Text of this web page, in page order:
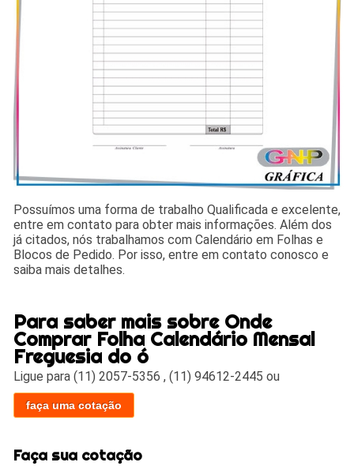
Possuímos uma forma de trabalho Qualificada e excelente,
entre em contato para obter mais informações. Além dos
já citados, nós trabalhamos com Calendário em Folhas e
Blocos de Pedido. Por isso, entre em contato conosco e
saiba mais detalhes.
Para saber mais sobre Onde
Comprar Folha Calendário Mensal
Freguesia do ó
Ligue para(11) 2057-5356 ,(11) 94612-2445 ou
faça uma cotação
Faça sua cotação